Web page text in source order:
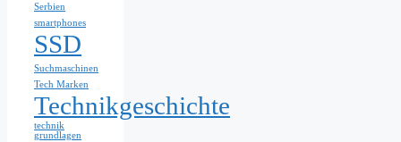
Serbien
smartphones
SSD
Suchmaschinen
Tech Marken
Technikgeschichte
technik
grundlagen